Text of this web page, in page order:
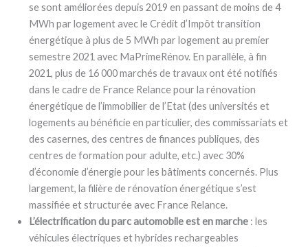
se sont améliorées depuis 2019 en passant de moins de 4
MWh par logement avec le Crédit d’Impôt transition
énergétique à plus de 5 MWh par logement au premier
semestre 2021 avec MaPrimeRénov. En parallèle, à fin
2021, plus de 16 000 marchés de travaux ont été notifiés
dans le cadre de France Relance pour la rénovation
énergétique de l’immobilier de l’Etat (des universités et
logements au bénéficie en particulier, des commissariats et
des casernes, des centres de finances publiques, des
centres de formation pour adulte, etc.) avec 30%
d’économie d’énergie pour les bâtiments concernés. Plus
largement, la filière de rénovation énergétique s’est
massifiée et structurée avec France Relance.
L’électrification du parc automobile est en marche : les
véhicules électriques et hybrides rechargeables